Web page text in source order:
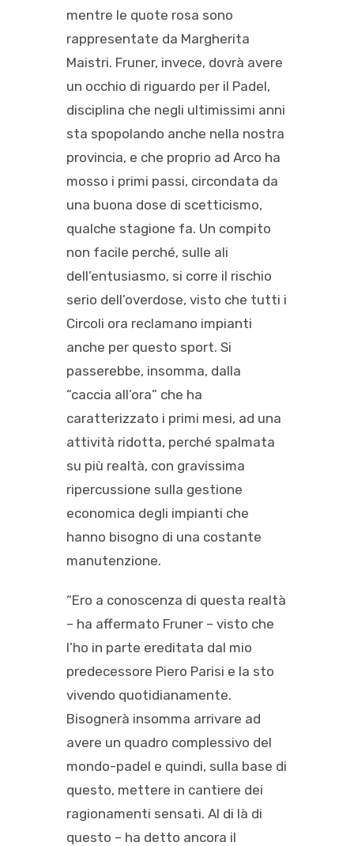
mentre le quote rosa sono
rappresentate da Margherita
Maistri. Fruner, invece, dovrà avere
un occhio di riguardo per il Padel,
disciplina che negli ultimissimi anni
sta spopolando anche nella nostra
provincia, e che proprio ad Arco ha
mosso i primi passi, circondata da
una buona dose di scetticismo,
qualche stagione fa. Un compito
non facile perché, sulle ali
dell’entusiasmo, si corre il rischio
serio dell’overdose, visto che tutti i
Circoli ora reclamano impianti
anche per questo sport. Si
passerebbe, insomma, dalla
“caccia all’ora” che ha
caratterizzato i primi mesi, ad una
attività ridotta, perché spalmata
su più realtà, con gravissima
ripercussione sulla gestione
economica degli impianti che
hanno bisogno di una costante
manutenzione.
“Ero a conoscenza di questa realtà
– ha affermato Fruner – visto che
l’ho in parte ereditata dal mio
predecessore Piero Parisi e la sto
vivendo quotidianamente.
Bisognerà insomma arrivare ad
avere un quadro complessivo del
mondo-padel e quindi, sulla base di
questo, mettere in cantiere dei
ragionamenti sensati. Al di là di
questo – ha detto ancora il